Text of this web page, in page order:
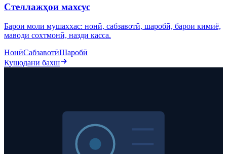
Стеллажҳои махсус
Барои моли мушаххас: нонӣ, сабзавотӣ, шаробӣ, барои кимиё,
маводи сохтмонӣ, назди касса.
НонӣСабзавотӣШаробӣ
Кушодани бахш